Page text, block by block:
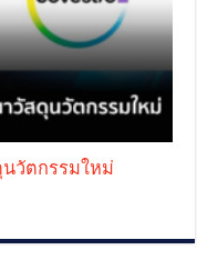
นวัตกรรมใหม่